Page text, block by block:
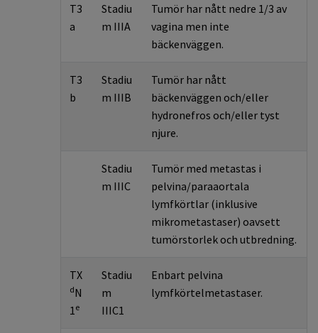
T3
a
Stadiu
m IIIA
Tumör har nått nedre 1/3 av
vagina men inte
bäckenväggen.
T3
b
Stadiu
m IIIB
Tumör har nått
bäckenväggen och/eller
hydronefros och/eller tyst
njure.
Stadiu
m IIIC
Tumör med metastas i
pelvina/paraaortala
lymfkörtlar (inklusive
mikrometastaser) oavsett
tumörstorlek och utbredning.
TX
dN
1 e
Stadiu
m
IIIC1
Enbart pelvina
lymfkörtelmetastaser.